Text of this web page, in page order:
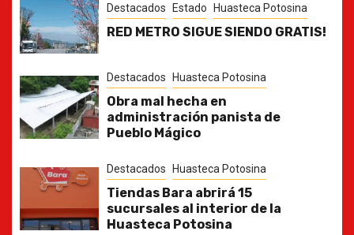
Destacados Estado Huasteca Potosina
RED METRO SIGUE SIENDO GRATIS!
Destacados Huasteca Potosina
Obra mal hecha en
administración panista de
Pueblo Mágico
Destacados Huasteca Potosina
Tiendas Bara abrirá 15
sucursales al interior de la
Huasteca Potosina